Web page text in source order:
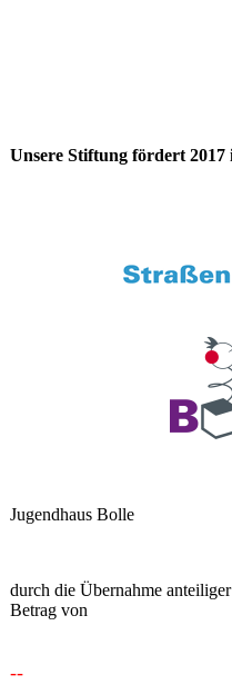
Unsere Stiftung fördert 2017
Jugendhaus Bolle
durch die Übernahme
Betrag von
--